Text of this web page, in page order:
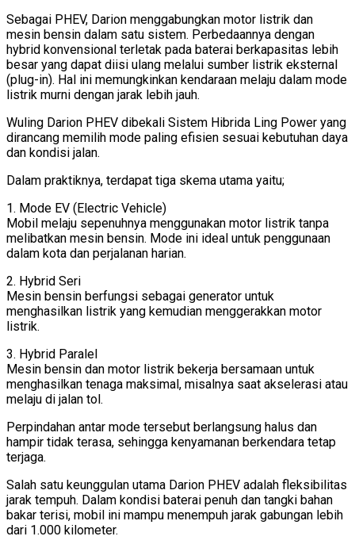
Sebagai PHEV, Darion menggabungkan motor listrik dan
mesin bensin dalam satu sistem. Perbedaannya dengan
hybrid konvensional terletak pada baterai berkapasitas lebih
besar yang dapat diisi ulang melalui sumber listrik eksternal
(plug-in). Hal ini memungkinkan kendaraan melaju dalam mode
listrik murni dengan jarak lebih jauh.
Wuling Darion PHEV dibekali Sistem Hibrida Ling Power yang
dirancang memilih mode paling efisien sesuai kebutuhan daya
dan kondisi jalan.
Dalam praktiknya, terdapat tiga skema utama yaitu;
1. Mode EV (Electric Vehicle)
Mobil melaju sepenuhnya menggunakan motor listrik tanpa
melibatkan mesin bensin. Mode ini ideal untuk penggunaan
dalam kota dan perjalanan harian.
2. Hybrid Seri
Mesin bensin berfungsi sebagai generator untuk
menghasilkan listrik yang kemudian menggerakkan motor
listrik.
3. Hybrid Paralel
Mesin bensin dan motor listrik bekerja bersamaan untuk
menghasilkan tenaga maksimal, misalnya saat akselerasi atau
melaju di jalan tol.
Perpindahan antar mode tersebut berlangsung halus dan
hampir tidak terasa, sehingga kenyamanan berkendara tetap
terjaga.
Salah satu keunggulan utama Darion PHEV adalah fleksibilitas
jarak tempuh. Dalam kondisi baterai penuh dan tangki bahan
bakar terisi, mobil ini mampu menempuh jarak gabungan lebih
dari 1.000 kilometer.